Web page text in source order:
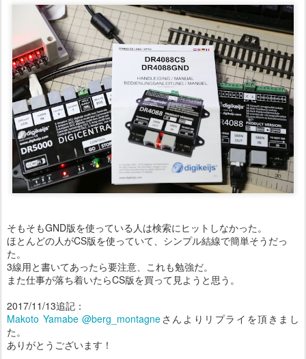
そもそもGND版を使っている人は検索にヒットしなかった。
ほとんどの人がCS版を使っていて、シンプル結線で簡単そうだっ
た。
3線用と書いてあったら要注意、これも勉強だ。
また仕事が落ち着いたらCS版を買って見ようと思う。
2017/11/13追記：
Makoto Yamabe @berg_montagneさんよりリプライを頂きまし
た。
ありがとうございます！